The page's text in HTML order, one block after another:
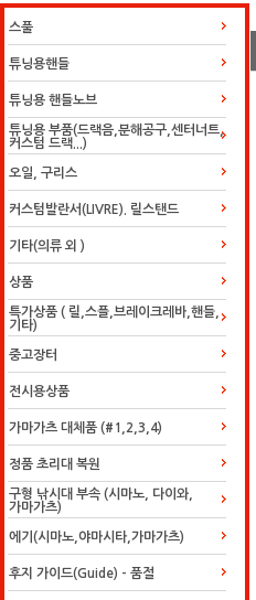
스풀
튜닝용핸들
튜닝용 핸들노브
튜닝용 부품(드랙음,분해공구,센터너트,
커스텀 드랙...)
오일, 구리스
커스텀발란서(LIVRE). 릴스탠드
기타(의류 외 )
상품
특가상품 ( 릴,스플,브레이크레바,핸들,
기타)
중고장터
전시용상품
가마가츠 대체품 (#1,2,3,4)
정품 초리대 복원
구형 낚시대 부속 (시마노, 다이와,
가마가츠)
에기(시마노,야마시타,가마가츠)
후지 가이드(Guide) - 품절